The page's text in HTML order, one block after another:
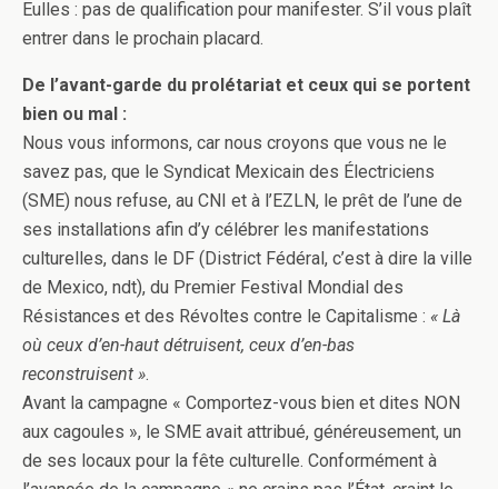
Eulles : pas de qualification pour manifester. S’il vous plaît
entrer dans le prochain placard.
De l’avant-garde du prolétariat et ceux qui se portent
bien ou mal :
Nous vous informons, car nous croyons que vous ne le
savez pas, que le Syndicat Mexicain des Électriciens
(SME) nous refuse, au CNI et à l’EZLN, le prêt de l’une de
ses installations afin d’y célébrer les manifestations
culturelles, dans le DF (District Fédéral, c’est à dire la ville
de Mexico, ndt), du Premier Festival Mondial des
Résistances et des Révoltes contre le Capitalisme : « Là
où ceux d’en-haut détruisent, ceux d’en-bas
reconstruisent ».
Avant la campagne « Comportez-vous bien et dites NON
aux cagoules », le SME avait attribué, généreusement, un
de ses locaux pour la fête culturelle. Conformément à